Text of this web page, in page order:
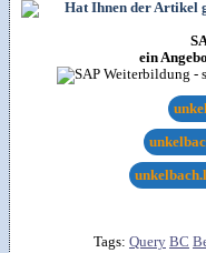
ein
Tags: Query BC